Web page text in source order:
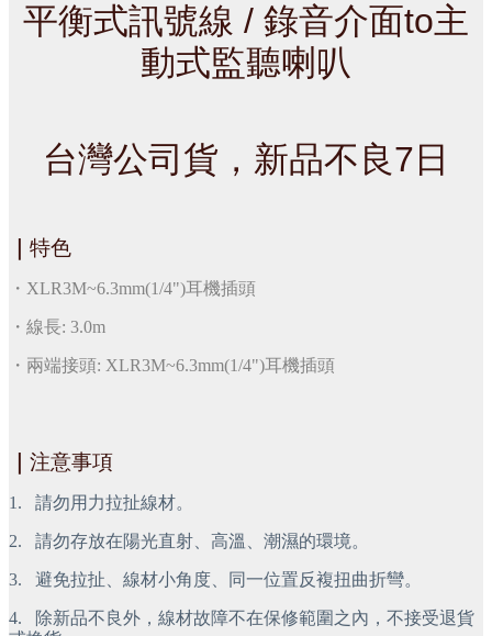
平衡式訊號線 / 錄音介面to主
動式監聽喇叭
台灣公司貨，新品不良7日
特色
・XLR3M~6.3mm(1/4")耳機插頭
・線長: 3.0m
・兩端接頭: XLR3M~6.3mm(1/4")耳機插頭
注意事項
1. 請勿用力拉扯線材。
2. 請勿存放在陽光直射、高溫、潮濕的環境。
3. 避免拉扯、線材小角度、同一位置反複扭曲折彎。
4.
除新品不良外，線材故障不在保修範圍之內，不接受退貨